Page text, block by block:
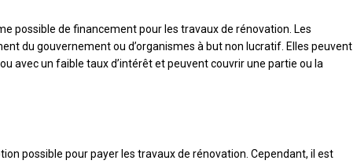
possible de financement pour les travaux de rénovation. Les
du gouvernement ou d’organismes à but non lucratif. Elles peuvent
avec un faible taux d’intérêt et peuvent couvrir une partie ou la
possible pour payer les travaux de rénovation. Cependant, il est